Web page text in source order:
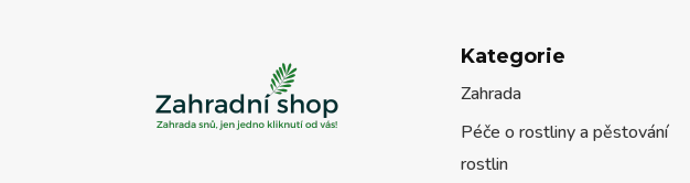
Kategorie
Zahrada
Péče o rostliny a pěstování
rostlin